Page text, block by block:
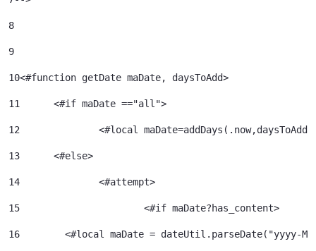
8
9
10<#function getDate maDate, daysToAdd>
11
	<#if maDate =="all">
12
<#local
13
	<#else>
14
		<#attempt>
15
			<#if maDate?has_content>
16
<#local maDate = dateUtil.parseDate("yyyy-